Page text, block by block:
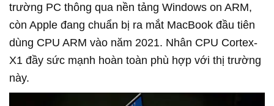
trường PC thông qua nền tảng Windows on ARM,
còn Apple đang chuẩn bị ra mắt MacBook đầu tiên
dùng CPU ARM vào năm 2021. Nhân CPU Cortex-
X1 đầy sức mạnh hoàn toàn phù hợp với thị trường
này.